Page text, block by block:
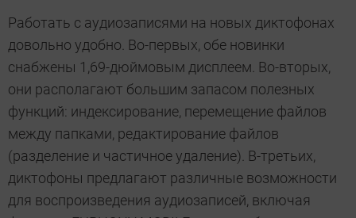
Работать с аудиозаписями на новых диктофонах
довольно удобно. Во-первых, обе новинки
снабжены 1,69-дюймовым дисплеем. Во-вторых,
они располагают большим запасом полезных
функций: индексирование, перемещение файлов
между папками, редактирование файлов
(разделение и частичное удаление). В-третьих,
диктофоны предлагают различные возможности
для воспроизведения аудиозаписей, включая